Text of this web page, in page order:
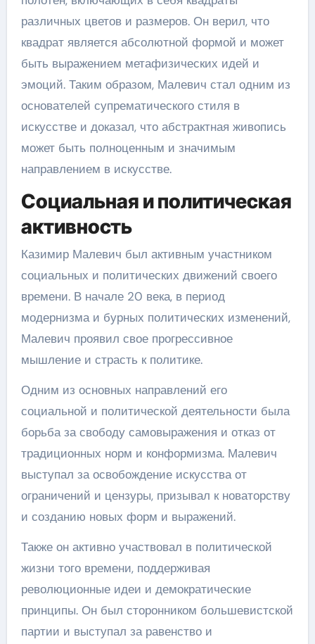
различных цветов и размеров. Он верил, что
квадрат является абсолютной формой и может
быть выражением метафизических идей и
эмоций. Таким образом, Малевич стал одним из
основателей супрематического стиля в
искусстве и доказал, что абстрактная живопись
может быть полноценным и значимым
направлением в искусстве.
Социальная и политическая
активность
Казимир Малевич был активным участником
социальных и политических движений своего
времени. В начале 20 века, в период
модернизма и бурных политических изменений,
Малевич проявил свое прогрессивное
мышление и страсть к политике.
Одним из основных направлений его
социальной и политической деятельности была
борьба за свободу самовыражения и отказ от
традиционных норм и конформизма. Малевич
выступал за освобождение искусства от
ограничений и цензуры, призывал к новаторству
и созданию новых форм и выражений.
Также он активно участвовал в политической
жизни того времени, поддерживая
революционные идеи и демократические
принципы. Он был сторонником большевистской
партии и выступал за равенство и